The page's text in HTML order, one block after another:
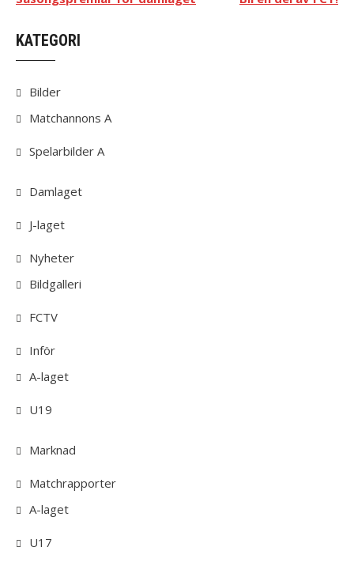
KATEGORI
Bilder
Matchannons A
Spelarbilder A
Damlaget
J-laget
Nyheter
Bildgalleri
FCTV
Inför
A-laget
U19
Marknad
Matchrapporter
A-laget
U17